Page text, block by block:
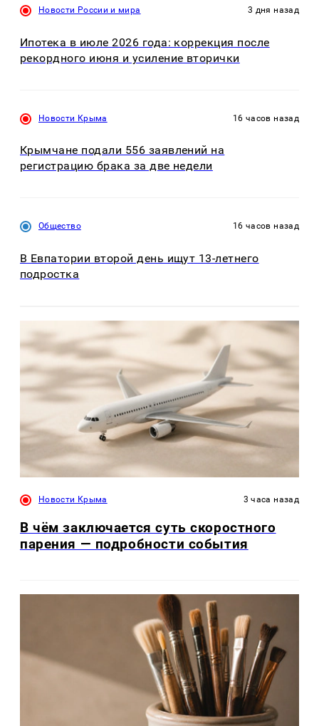
Новости России и мира 3 дня назад
Ипотека в июле 2026 года: коррекция после
рекордного июня и усиление вторички
Новости Крыма 16 часов назад
Крымчане подали 556 заявлений на
регистрацию брака за две недели
Общество 16 часов назад
В Евпатории второй день ищут 13-летнего
подростка
Новости Крыма 3 часа назад
В чём заключается суть скоростного
парения — подробности события